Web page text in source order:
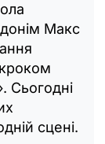
Макс
Сьогодні
сцені.